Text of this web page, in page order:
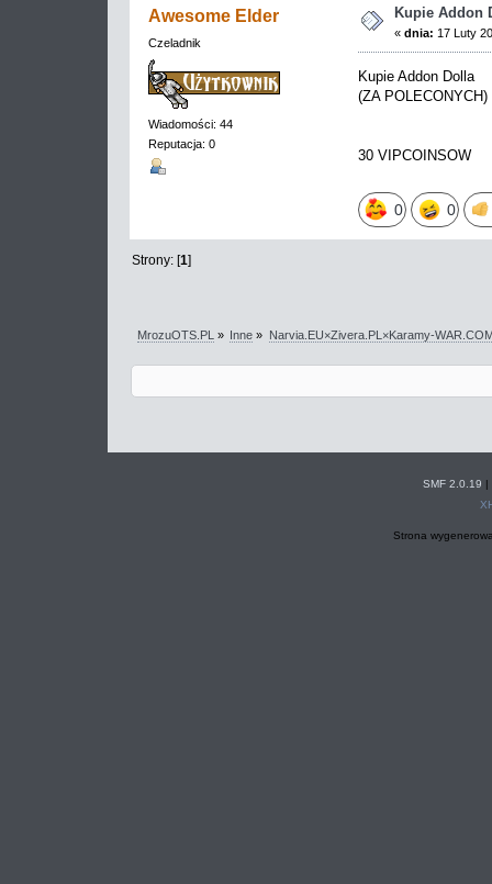
Awesome Elder
Czeladnik
Wiadomości: 44
Reputacja: 0
Kupie Addon
« dnia: 17 Luty
Kupie Addon Dolla
(ZA POLECONYCH)
30 VIPCOINSOW
0 0
Strony: [1]
MrozuOTS.PL » Inne » Narvia.EU×Zivera.PL×Karamy-
SMF 2.0.19 |
Strona